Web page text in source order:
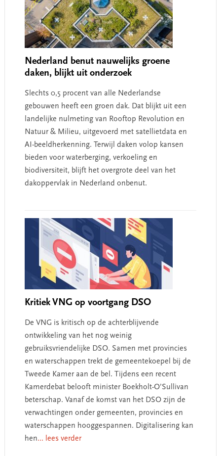
Nederland benut nauwelijks groene
daken, blijkt uit onderzoek
Slechts 0,5 procent van alle Nederlandse
gebouwen heeft een groen dak. Dat blijkt uit een
landelijke nulmeting van Rooftop Revolution en
Natuur & Milieu, uitgevoerd met satellietdata en
AI-beeldherkenning. Terwijl daken volop kansen
bieden voor waterberging, verkoeling en
biodiversiteit, blijft het overgrote deel van het
dakoppervlak in Nederland onbenut.
Kritiek VNG op voortgang DSO
De VNG is kritisch op de achterblijvende
ontwikkeling van het nog weinig
gebruiksvriendelijke DSO. Samen met provincies
en waterschappen trekt de gemeentekoepel bij de
Tweede Kamer aan de bel. Tijdens een recent
Kamerdebat belooft minister Boekholt-O’Sullivan
beterschap. Vanaf de komst van het DSO zijn de
verwachtingen onder gemeenten, provincies en
waterschappen hooggespannen. Digitalisering kan
hen... lees verder